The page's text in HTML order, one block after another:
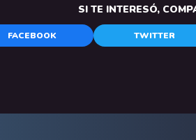
SI TE INTERESÓ,
FACEBOOK TWITTER